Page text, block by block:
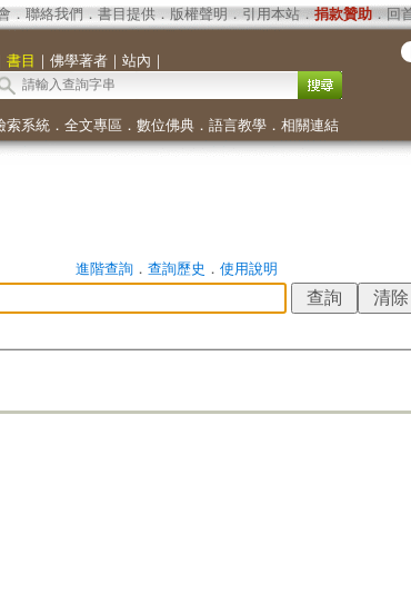
． 聯絡我們 ． 書目提供． 版權聲明 ． 引用本站． 捐款贊助．回
書目 ｜ 佛學著者｜ 站內 ｜
索系統． 全文專區 ． 數位佛典． 語言教學． 相關連結
進階查詢． 查詢歷史 ． 使用說明